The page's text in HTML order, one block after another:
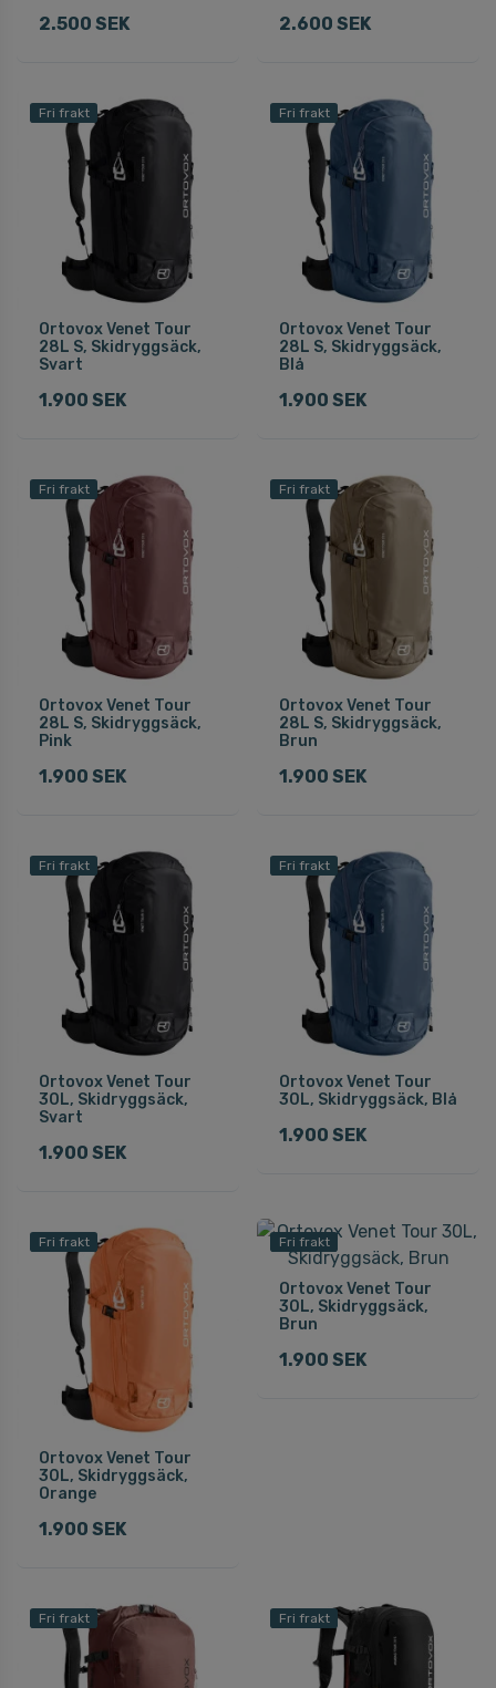
2.500 SEK 2.600 SEK
Fri frakt
Ortovox Venet Tour
28L S, Skidryggsäck,
Svart
1.900 SEK
Fri frakt
Ortovox Venet Tour
28L S, Skidryggsäck,
Blå
1.900 SEK
Fri frakt
Ortovox Venet Tour
28L S, Skidryggsäck,
Pink
1.900 SEK
Fri frakt
Ortovox Venet Tour
28L S, Skidryggsäck,
Brun
1.900 SEK
Fri frakt
Ortovox Venet Tour
30L, Skidryggsäck,
Svart
1.900 SEK
Fri frakt
Ortovox Venet Tour
30L, Skidryggsäck, Blå
1.900 SEK
Fri frakt
Ortovox Venet Tour
30L, Skidryggsäck,
Orange
1.900 SEK
Fri frakt
Ortovox Venet Tour
30L, Skidryggsäck,
Brun
1.900 SEK
Fri frakt Fri frakt